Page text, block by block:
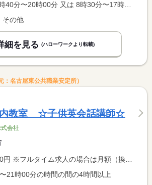
就業時間１ 14時40分〜20時00分 又は 8時30分〜17時30分の時間の間の5時間程度 就業時間に関する特記事項 ＊平日は１４時４０分から２０時、土曜日は８時３０分から１７時 <BR> ３０分まで、シーズンスクール期間中は８時３０分から１７時３０ <BR> 分までの勤務となります。これらの中で可能な範囲で働ける方を探 <BR> しています。
その他
細を見る (ハローワークより転載)
名古屋東公共職業安定所）
内教室 ☆子供英会話講師☆
会社
求人の場合は月額（換算額）、パート求人の場合は時間額を表示しています。
21時00分の時間の間の4時間以上